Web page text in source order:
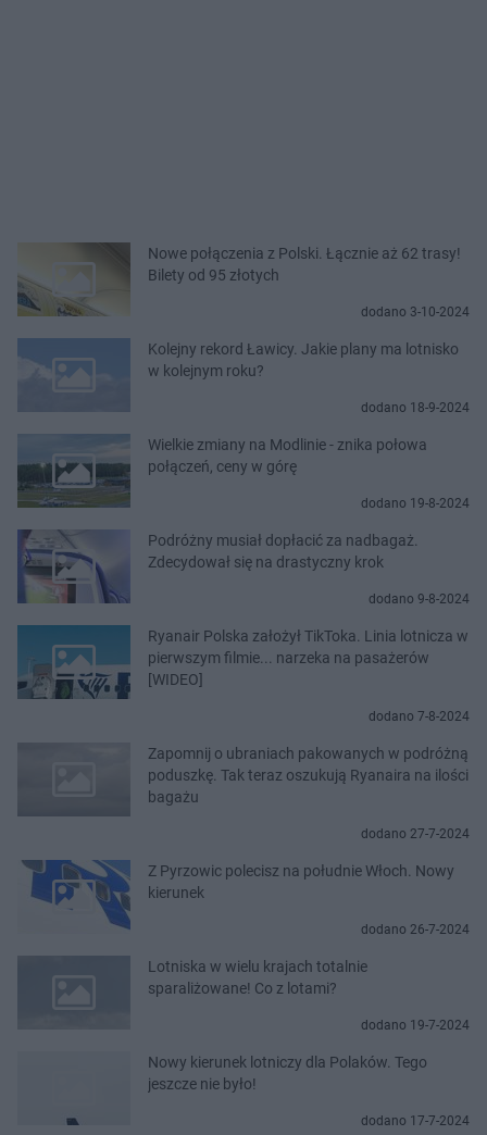
Nowe połączenia z Polski. Łącznie aż 62 trasy!
Bilety od 95 złotych
dodano 3-10-2024
Kolejny rekord Ławicy. Jakie plany ma lotnisko
w kolejnym roku?
dodano 18-9-2024
Wielkie zmiany na Modlinie - znika połowa
połączeń, ceny w górę
dodano 19-8-2024
Podróżny musiał dopłacić za nadbagaż.
Zdecydował się na drastyczny krok
dodano 9-8-2024
Ryanair Polska założył TikToka. Linia lotnicza w
pierwszym filmie... narzeka na pasażerów
[WIDEO]
dodano 7-8-2024
Zapomnij o ubraniach pakowanych w podróżną
poduszkę. Tak teraz oszukują Ryanaira na ilości
bagażu
dodano 27-7-2024
Z Pyrzowic polecisz na południe Włoch. Nowy
kierunek
dodano 26-7-2024
Lotniska w wielu krajach totalnie
sparaliżowane! Co z lotami?
dodano 19-7-2024
Nowy kierunek lotniczy dla Polaków. Tego
jeszcze nie było!
dodano 17-7-2024